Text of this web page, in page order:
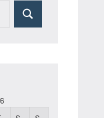
Suchen